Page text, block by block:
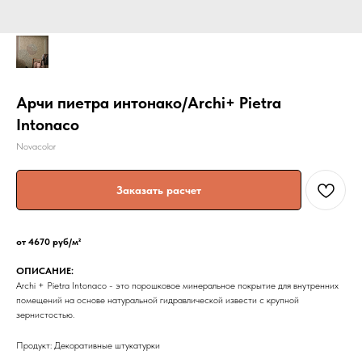
Арчи пиетра интонако/Archi+ Pietra
Intonaco
Novacolor
Заказать расчет
от 4670 руб/м²
ОПИСАНИЕ:
Archi + Pietra Intonaco - это порошковое минеральное покрытие для внутренних
помещений на основе натуральной гидравлической извести с крупной
зернистостью.
Продукт: Декоративные штукатурки